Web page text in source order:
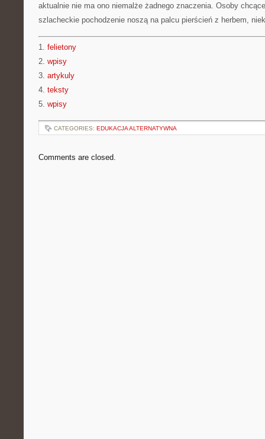
aktualnie nie ma ono niemalże żadnego znaczenia. Osoby
szlacheckie pochodzenie noszą na palcu pierścień z herbem,
1. felietony
2. wpisy
3. artykuly
4. teksty
5. wpisy
CATEGORIES: EDUKACJA ALTERNATYWNA
Comments are closed.